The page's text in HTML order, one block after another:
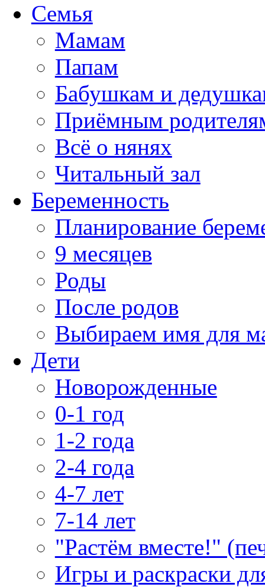
Семья
Мамам
Папам
Бабушкам и
Приёмным
Всё о нянях
Читальный зал
Беременность
Планирование
9 месяцев
Роды
После родов
Выбираем имя для
Дети
Новорожденные
0-1 год
1-2 года
2-4 года
4-7 лет
7-14 лет
"Растём вместе!"
Игры и раскраски